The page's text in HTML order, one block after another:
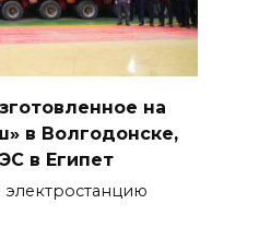
на
в Волгодонске,
в Египет